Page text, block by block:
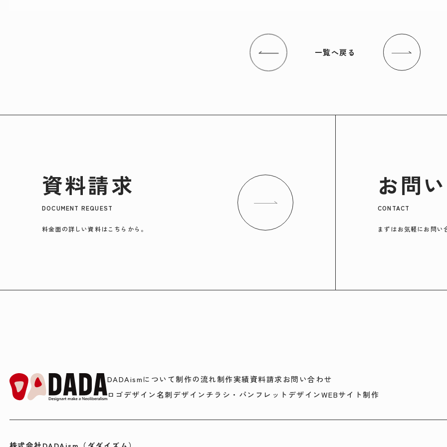
一覧へ戻る
資料請求
DOCUMENT REQUEST
料金面の詳しい資料はこちらから。
お問
CONTACT
まずはお気軽にお問い
DADAismについて制作の流れ制作実績資料請求お問い合わせ
ロゴデザイン名刺デザイン チラシ・パンフレットデザインWEBサイト制作